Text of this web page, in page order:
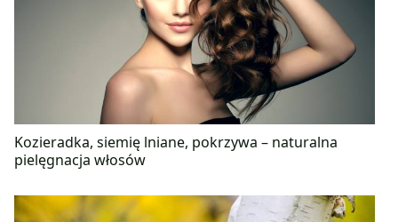
Kozieradka, siemię lniane, pokrzywa – naturalna
pielęgnacja włosów